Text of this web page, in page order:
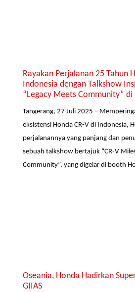
Rayakan Perjalanan 25 Tahun
Indonesia dengan Talkshow
“Legacy Meets Community” di
Tangerang, 27 Juli 2025 –
eksistensi Honda CR-V di Indonesia,
perjalanannya yang panjang dan
sebuah talkshow bertajuk “CR-V
Community”, yang digelar di booth
Oseania, Honda Hadirkan
GIIAS